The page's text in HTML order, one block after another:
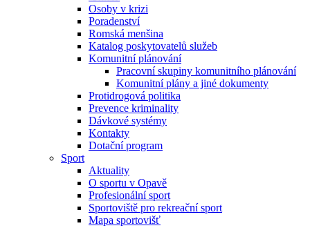
Osoby v krizi
Poradenství
Romská menšina
Katalog poskytovatelů služeb
Komunitní plánování
Pracovní skupiny komunitního plánování
Komunitní plány a jiné dokumenty
Protidrogová politika
Prevence kriminality
Dávkové systémy
Kontakty
Dotační program
Sport
Aktuality
O sportu v Opavě
Profesionální sport
Sportoviště pro rekreační sport
Mapa sportovišť